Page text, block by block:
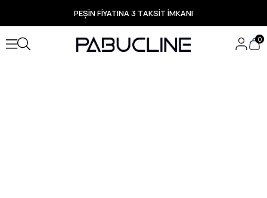
PEŞİN FİYATINA 3 TAKSİT İMKANI
TÜM ÜRÜNLERDE ÜCRETSİZ KARGO
Yeni Sezon Ürünlerde Özel Fırsatlar
Seçili Ürünlerde Hızlı Teslimat
0